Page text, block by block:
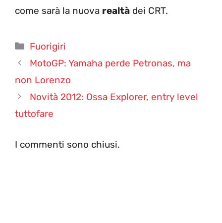
come sarà la nuova realtà dei CRT.
Categorie
Fuorigiri
MotoGP: Yamaha perde Petronas, ma
non Lorenzo
Novità 2012: Ossa Explorer, entry level
tuttofare
I commenti sono chiusi.